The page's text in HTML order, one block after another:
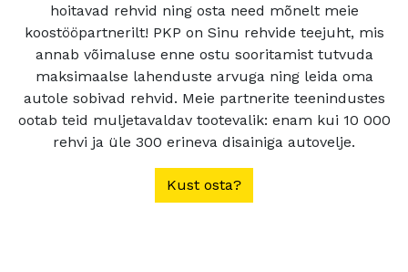
hoitavad rehvid ning osta need mõnelt meie
koostööpartnerilt! PKP on Sinu rehvide teejuht, mis
annab võimaluse enne ostu sooritamist tutvuda
maksimaalse lahenduste arvuga ning leida oma
autole sobivad rehvid. Meie partnerite teenindustes
ootab teid muljetavaldav tootevalik: enam kui 10 000
rehvi ja üle 300 erineva disainiga autovelje.
Kust osta?